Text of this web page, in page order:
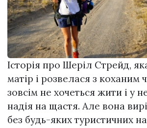
Історія про Шеріл Стрейд,
матір і розвелася з коханим
зовсім не хочеться жити і у
надія на щастя. Але вона
без будь-яких туристичних